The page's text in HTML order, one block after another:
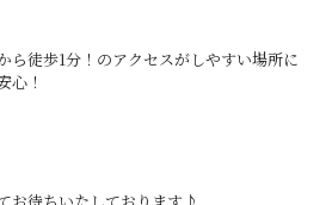
ら徒歩1分！のアクセスがしやすい場所に
心！